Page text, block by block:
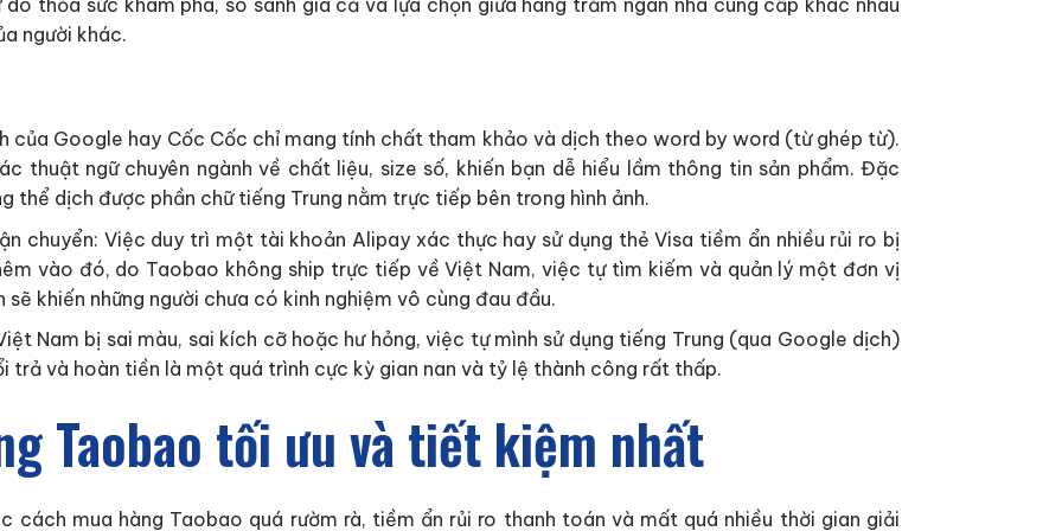
thỏa sức khám phá, so sánh giá cả và lựa chọn giữa hàng trăm ngàn nhà cung cấp khác nhau
người khác.
của Google hay Cốc Cốc chỉ mang tính chất tham khảo và dịch theo word by word (từ ghép từ).
thuật ngữ chuyên ngành về chất liệu, size số, khiến bạn dễ hiểu lầm thông tin sản phẩm. Đặc
thể dịch được phần chữ tiếng Trung nằm trực tiếp bên trong hình ảnh.
chuyển: Việc duy trì một tài khoản Alipay xác thực hay sử dụng thẻ Visa tiềm ẩn nhiều rủi ro bị
vào đó, do Taobao không ship trực tiếp về Việt Nam, việc tự tìm kiếm và quản lý một đơn vị
khiến những người chưa có kinh nghiệm vô cùng đau đầu.
Nam bị sai màu, sai kích cỡ hoặc hư hỏng, việc tự mình sử dụng tiếng Trung (qua Google dịch)
trả và hoàn tiền là một quá trình cực kỳ gian nan và tỷ lệ thành công rất thấp.
Taobao tối ưu và tiết kiệm nhất
cách mua hàng Taobao quá rườm rà, tiềm ẩn rủi ro thanh toán và mất quá nhiều thời gian giải